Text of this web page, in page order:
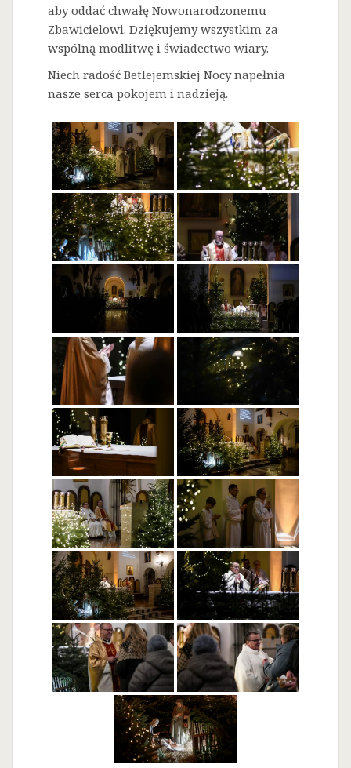
aby oddać chwałę Nowonarodzonemu
Zbawicielowi. Dziękujemy wszystkim za
wspólną modlitwę i świadectwo wiary.
Niech radość Betlejemskiej Nocy napełnia
nasze serca pokojem i nadzieją.